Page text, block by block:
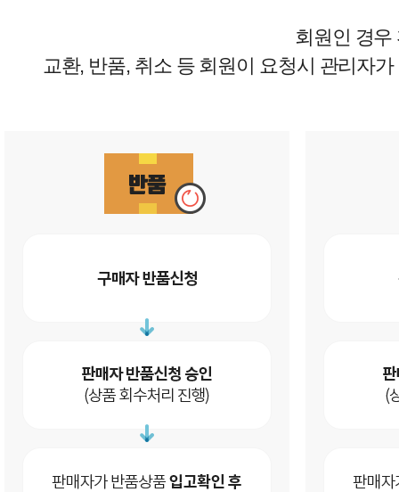
회원인 경우
교환, 반품, 취소 등 회원이 요청시 관리자